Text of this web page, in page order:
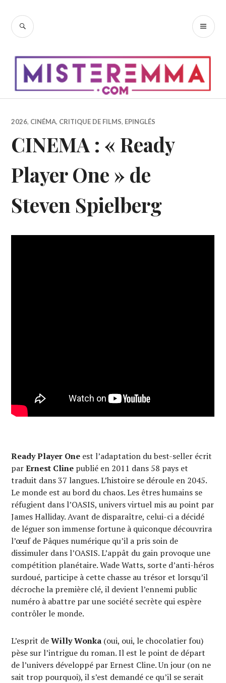
contenu
RECHERCHE
2026, CINÉMA, CRITIQUE DE FILMS, EPINGLÉS
CINEMA : « Ready
Player One » de
Steven Spielberg
Ready Player One est l’adaptation du best-seller écrit
parErnest Cline publié en 2011 dans 58 pays et
traduit dans 37 langues. L’histoire se déroule en 2045.
Le monde est au bord du chaos. Les êtres humains se
réfugient dans l’OASIS, univers virtuel mis au point par
James Halliday. Avant de disparaître, celui-ci a décidé
de léguer son immense fortune à quiconque découvrira
l’œuf de Pâques numérique qu’il a pris soin de
dissimuler dans l’OASIS. L’appât du gain provoque une
compétition planétaire. Wade Watts, sorte d’anti-héros
surdoué, participe à cette chasse au trésor et lorsqu’il
décroche la première clé, il devient l’ennemi public
numéro à abattre par une société secrète qui espère
contrôler le monde.
L’esprit deWilly Wonka (oui, oui, le chocolatier fou)
pèse sur l’intrigue du roman. Il est le point de départ
de l’univers développé par Ernest Cline. Un jour (on ne
sait trop pourquoi), il s’est demandé ce qu’il se serait